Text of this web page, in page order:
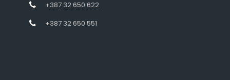
+387 32 650 622
+387 32 650 551